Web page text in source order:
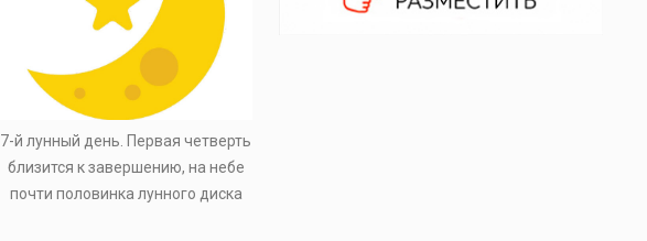
7-й лунный день. Первая четверть
близится к завершению, на небе
почти половинка лунного диска